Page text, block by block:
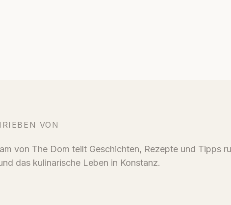
VON
von The Dom teilt Geschichten, Rezepte und Tipps
das kulinarische Leben in Konstanz.